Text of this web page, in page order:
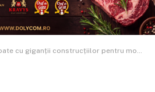
construcțiilor pentru modernizarea rețelelor termice din Constanța